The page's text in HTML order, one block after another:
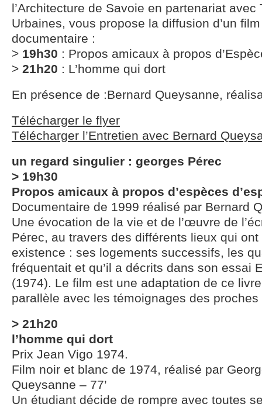
l’Architecture de Savoie en partenariat avec
Urbaines, vous propose la diffusion d’un film
documentaire :
> 19h30 : Propos amicaux à propos
> 21h20 : L’homme qui dort
En présence de :Bernard Queysanne,
Télécharger le flyer
Télécharger l’Entretien avec Bernard
un regard singulier : georges Pérec
> 19h30
Propos amicaux à propos d’espèces
Documentaire de 1999 réalisé par Bernard
Une évocation de la vie et de l’œuvre de
Pérec, au travers des différents lieux qui
existence : ses logements successifs, les
fréquentait et qu’il a décrits dans son essai
(1974). Le film est une adaptation de ce
parallèle avec les témoignages des proches
> 21h20
l’homme qui dort
Prix Jean Vigo 1974.
Film noir et blanc de 1974, réalisé par
Queysanne – 77’
Un étudiant décide de rompre avec toutes